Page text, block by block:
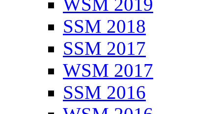
SSM 2018
SSM 2017
WSM 2017
SSM 2016